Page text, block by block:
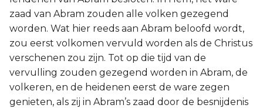
zaad van Abram zouden alle volken gezegend
worden. Wat hier reeds aan Abram beloofd wordt,
zou eerst volkomen vervuld worden als de Christus
verschenen zou zijn. Tot op die tijd van de
vervulling zouden gezegend worden in Abram, de
volkeren, en de heidenen eerst de ware zegen
genieten, als zij in Abram’s zaad door de besnijdenis